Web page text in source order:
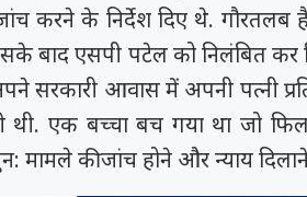
करने के निर्देश दिए थे. गौरतलब
बाद एसपी पटेल को निलंबित
सरकारी आवास में अपनी पत्नी
एक बच्चा बच गया था जो
मामले की जांच होने और न्याय